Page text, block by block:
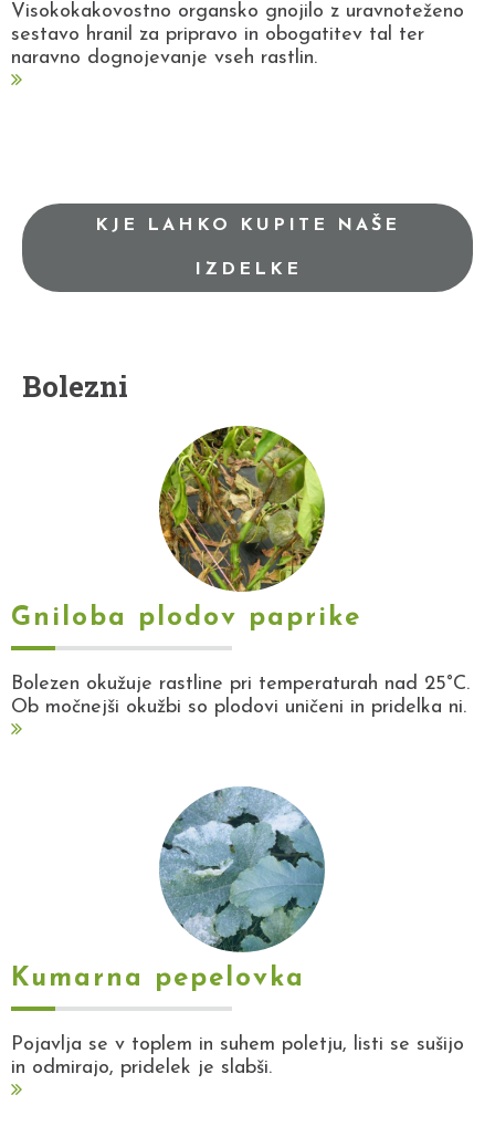
Visokokakovostno organsko gnojilo z uravnoteženo
sestavo hranil za pripravo in obogatitev tal ter
naravno dognojevanje vseh rastlin.
KJE LAHKO KUPITE NAŠE
IZDELKE
Bolezni
Gniloba plodov paprike
Bolezen okužuje rastline pri temperaturah nad 25°C.
Ob močnejši okužbi so plodovi uničeni in pridelka ni.
Kumarna pepelovka
Pojavlja se v toplem in suhem poletju, listi se sušijo
in odmirajo, pridelek je slabši.